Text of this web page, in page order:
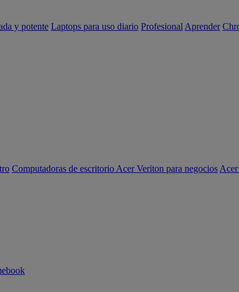
y potente Laptops para uso diario Profesional Aprender
Computadoras de escritorio Acer Veriton para negocios